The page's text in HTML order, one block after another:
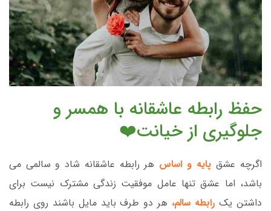
حفظ رابطه عاشقانه با همسر و
جلوگیری از خیانت❤️
اگرچه عشق پایه و اساس هر رابطه عاشقانه شاد و سالمی می
باشد، اما عشق تنها عامل موفقیت زندگی مشترک نیست برای
داشتن یک رابطه سالم، هر دو طرف باید مایل باشند روی رابطه